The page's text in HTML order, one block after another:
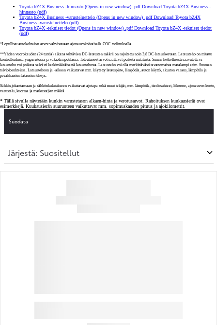
Toyota bZ4X Business -hinnasto (Opens in new window) .pdfDownload Toyota bZ4X Business -
hinnasto (pdf)
Toyota bZ4X Business -varusteluettelo (Opens in new window) .pdfDownload Toyota bZ4X
Business -varusteluettelo (pdf)
Toyota bZ4X -tekniset tiedot (Opens in new window) .pdfDownload Toyota bZ4X -tekniset tiedot
(pdf)
*Lopulliset autokohtaiset arvot vahvistetaan ajoneuvokohtaisella COC-todistuksella.
**Yhden vuorokauden (24 tuntia) aikana tehtävien DC-latausten määrä on rajoitettu noin 3,8 DC-latauskertaan. Latausteho on mitattu
kontrolloidussa ympäristössä ja vakiolämpötilassa. Toteutuneet arvot saattavat poiketa mitatusta. Suurin hetkellisesti saavutettava
latausteho voi poiketa selvästi keskimääräisestä lataustehosta. Latausteho voi olla merkittävästi tavanomaista matalampi esim. Suomen
talviolosuhteissa. Lataustehoon ja -aikaan vaikuttavat mm. käytetty latauspiste, lämpötila, auton käyttö, akuston varaus, lämpötila ja
peräkkäisten latausten tiheys.
Sähköajokantamaan ja sähkönkulutukseen vaikuttavat ajotapa sekä muut tekijät, mm. lämpötila, tieolosuhteet, liikenne, ajoneuvon kunto,
varustelu, kuorma ja matkustajien määrä
* Tällä sivulla näytetään kunkin varustetason alkaen-hinta ja verotusarvot. Rahoituksen kuukausierät ovat
esimerkkejä. Kuukausierän suuruuteen vaikuttavat mm. sopimuskauden pituus ja ajokilometrit.
Suodata
Järjestä: Suositellut